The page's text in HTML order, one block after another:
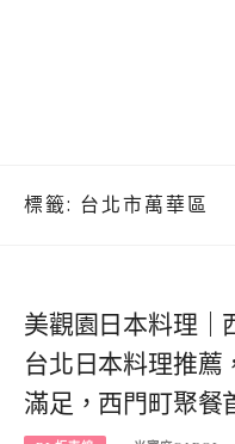
標籤: 台北市萬華區
美觀園日本料理｜
台北日本料理推薦
滿足，西門町聚餐